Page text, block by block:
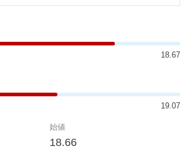
18.67
19.07
始値
18.66